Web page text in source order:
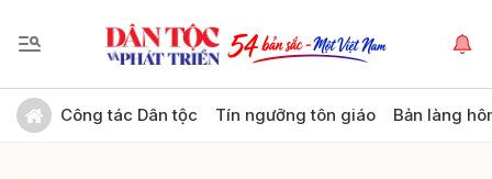
Công tác Dân tộc Tín ngưỡng tôn giáo Bản làng
Gửi bình luận